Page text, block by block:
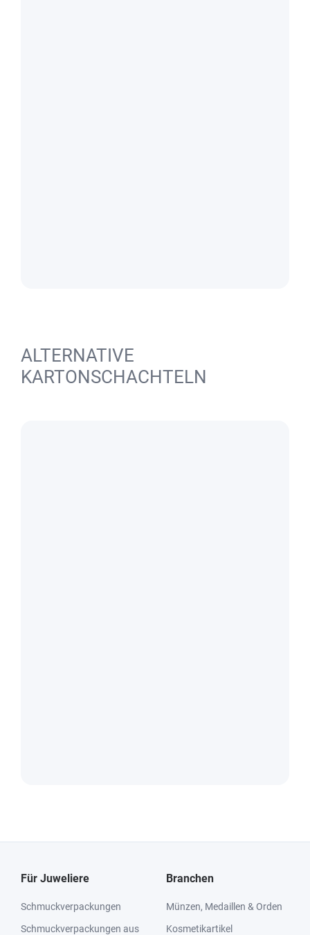
ALTERNATIVE
KARTONSCHACHTELN
Für Juweliere
Schmuckverpackungen
Schmuckverpackungen aus
Branchen
Münzen, Medaillen & Orden
Kosmetikartikel